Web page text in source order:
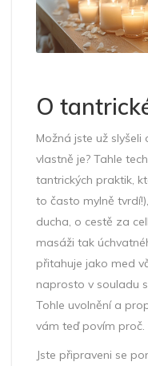
O
Možná jste už
vlastně je? Tahle
tantrických praktik,
to často mylně
ducha, o cestě za
masáži tak
přitahuje jako med
naprosto v souladu
Tohle uvolnění a
vám teď povím proč.
Jste připraveni se